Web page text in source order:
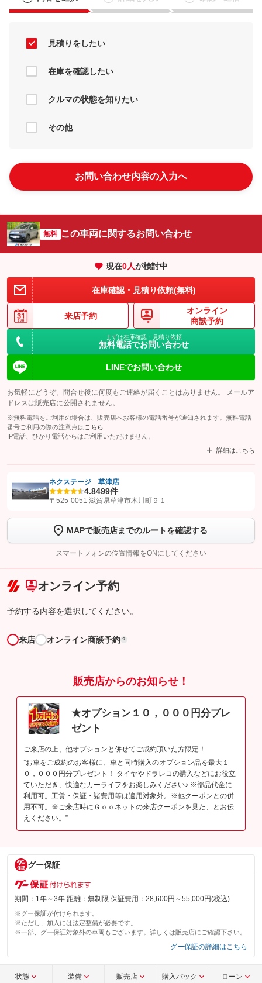
見積りをしたい
在庫を確認したい
クルマの状態を知りたい
その他
お問い合わせ内容の入力へ
無料 この車両に関するお問い合わせ
現在0人が検討中
在庫確認・見積り依頼(無料)
来店予約
オンライン
商談予約
まずは在庫確認・見積り依頼
無料電話でお問い合わせ
LINEでお問い合わせ
お気軽にどうぞ。問合せ後に何度もご連絡が届くことはありません。 メールア
ドレスは販売店に公開されません。
※無料電話をご利用の場合は、販売店へお客様の電話番号が通知されます。無料電話
番号ご利用の際の注意点は こちら
IP電話、ひかり電話からはご利用いただけません。
詳細はこちら
【STEP1】認証画面でグーネットを友だち追加してから「許可する」ボタンを押
トーク画面で
ボタンをタップして問い合わせを
完了してください。
こちら
ネクステージ 草津店
4.8499件
〒525-0051 滋賀県草津市木川町９１
MAPで販売店までのルートを確認する
スマートフォンの位置情報をONにしてください
オンライン予約
予約する内容を選択してください。
来店 オンライン商談予約 ?
販売店からのお知らせ！
★オプション１０，０００円分プレ
ゼント
ご来店の上、他オプションと併せてご成約頂いた方限定！
”お車をご成約のお客様に、車と同時購入のオプション品を最大１
０，０００円分プレゼント！ タイヤやドラレコの購入などにお役立
ていただき、快適なカーライフをお楽しみください♪ ※部品代金に
利用可。工賃・保証・諸費用等は適用対象外。※他クーポンとの併
用不可。※ご来店時にＧｏｏネットの来店クーポンを見た、とお伝
えください。”
グー保証
期間：1年～3年 距離：無制限 保証費用：28,600円～55,000円(税込)
※グー保証が付けられます。
※ただし、加入には法定整備が必要です。
※一部、グー保証対象外の車両もございます。詳しくは販売店にご確認下さい。
グー保証の詳細はこちら
状態 装備 販売店 購入パック ローン